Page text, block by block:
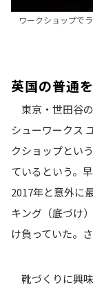
ワークショップで
英国の普通
東京・世田谷
シューワークス
クショップとい
ているという。
2017年と意外に
キング（底づけ
け負っていた。
靴づくりに興